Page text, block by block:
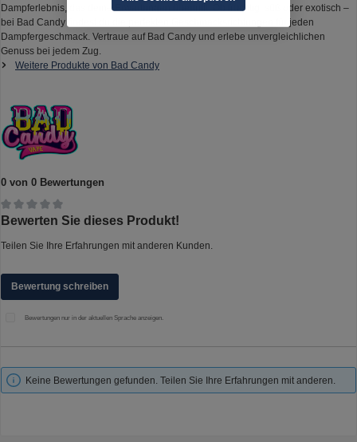
Dampferlebnis, das deine Erwartungen übertrifft. Ob fruchtig, süß oder exotisch –
bei Bad Candy findest du die perfekten Geschmacksrichtungen für jeden
Dampfergeschmack. Vertraue auf Bad Candy und erlebe unvergleichlichen
Genuss bei jedem Zug.
Weitere Produkte von Bad Candy
0 von 0 Bewertungen
Durchschnittliche Bewertung von 0 von 5 Sternen
Bewerten Sie dieses Produkt!
Teilen Sie Ihre Erfahrungen mit anderen Kunden.
Bewertung schreiben
Bewertungen nur in der aktuellen Sprache anzeigen.
Keine Bewertungen gefunden. Teilen Sie Ihre Erfahrungen mit anderen.